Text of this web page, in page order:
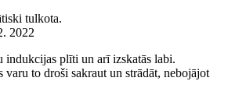
tulkota.
2022
indukcijas plīti un arī izskatās labi.
varu to droši sakraut un strādāt, nebojājot